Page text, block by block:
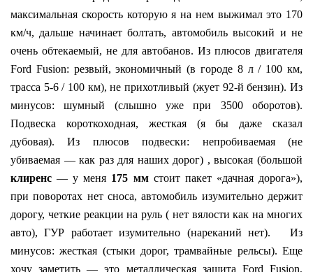
максимальная скорость которую я на нем выжимал это 170
км/ч, дальше начинает болтать, автомобиль высокий и не
очень обтекаемый, не для автобанов. Из плюсов двигателя
Ford Fusion: резвый, экономичный (в городе 8 л / 100 км,
трасса 5-6 / 100 км), не прихотливый (жует 92-й бензин). Из
минусов: шумный (слышно уже при 3500 оборотов).
Подвеска короткоходная, жесткая (я бы даже сказал
дубовая). Из плюсов подвески: непробиваемая (не
убиваемая — как раз для наших дорог) , высокая (большой
клиренс — у меня 175 ммстоит пакет «дачная дорога»),
при поворотах нет сноса, автомобиль изумительно держит
дорогу, четкие реакции на руль ( нет вялости как на многих
авто), ГУР работает изумительно (нареканий нет). Из
минусов: жесткая (стыки дорог, трамвайные рельсы). Еще
хочу заметить — это металлическая защита Ford Fusion,